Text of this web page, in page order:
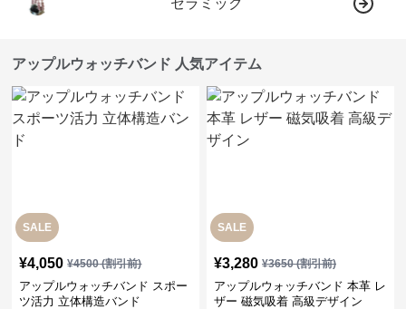
セラミック
アップルウォッチバンド 人気アイテム
SALE
¥4,050 ¥4500(割引前)
アップルウォッチバンド スポー
ツ活力 立体構造バンド
SALE
¥3,280 ¥3650(割引前)
アップルウォッチバンド 本革 レ
ザー 磁気吸着 高級デザイン